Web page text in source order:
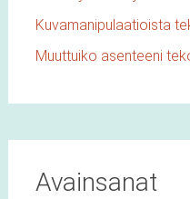
Kuvamanipulaatioista
Muuttuiko asenteeni
Avainsanat